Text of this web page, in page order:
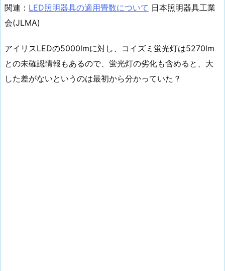
関連： LED照明器具の適用畳数について 日本照明器具工業
会(JLMA)
アイリスLEDの5000lmに対し、コイズミ蛍光灯は5270lm
との未確認情報もあるので、蛍光灯の劣化も含めると、大
した差がないというのは最初から分かっていた？